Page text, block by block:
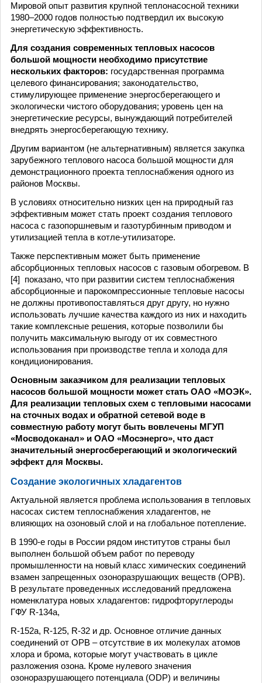
Мировой опыт развития крупной теплонасосной техники
1980–2000 годов полностью подтвердил их высокую
энергетическую эффективность.
Для создания современных тепловых насосов
большой мощности необходимо присутствие
нескольких факторов: государственная программа
целевого финансирования; законодательство,
стимулирующее применение энергосберегающего и
экологически чистого оборудования; уровень цен на
энергетические ресурсы, вынуждающий потребителей
внедрять энергосберегающую технику.
Другим вариантом (не альтернативным) является закупка
зарубежного теплового насоса большой мощности для
демонстрационного проекта теплоснабжения одного из
районов Москвы.
В условиях относительно низких цен на природный газ
эффективным может стать проект создания теплового
насоса с газопоршневым и газотурбинным приводом и
утилизацией тепла в котле-утилизаторе.
Также перспективным может быть применение
абсорбционных тепловых насосов с газовым обогревом. В
[4] показано, что при развитии систем теплоснабжения
абсорбционные и парокомпрессионные тепловые насосы
не должны противопоставляться друг другу, но нужно
использовать лучшие качества каждого из них и находить
такие комплексные решения, которые позволили бы
получить максимальную выгоду от их совместного
использования при производстве тепла и холода для
кондиционирования.
Основным заказчиком для реализации тепловых
насосов большой мощности может стать ОАО «МОЭК».
Для реализации тепловых схем с тепловыми насосами
на сточных водах и обратной сетевой воде в
совместную работу могут быть вовлечены МГУП
«Мосводоканал» и ОАО «Мосэнерго», что даст
значительный энергосберегающий и экологический
эффект для Москвы.
Создание экологичных хладагентов
Актуальной является проблема использования в тепловых
насосах систем теплоснабжения хладагентов, не
влияющих на озоновый слой и на глобальное потепление.
В 1990-е годы в России рядом институтов страны был
выполнен большой объем работ по переводу
промышленности на новый класс химических соединений
взамен запрещенных озоноразрушающих веществ (ОРВ).
В результате проведенных исследований предложена
номенклатура новых хладагентов: гидрофторуглероды
ГФУ R-134а,
R-152a, R-125, R-32 и др. Основное отличие данных
соединений от ОРВ – отсутствие в их молекулах атомов
хлора и брома, которые могут участвовать в цикле
разложения озона. Кроме нулевого значения
озоноразрушающего потенциала (ODP) и величины